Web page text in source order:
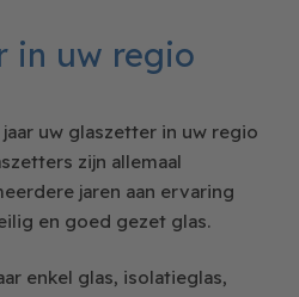
in uw regio
jaar uw glaszetter in uw regio
zijn allemaal
jaren aan ervaring
en goed gezet glas.
enkel glas, isolatieglas,